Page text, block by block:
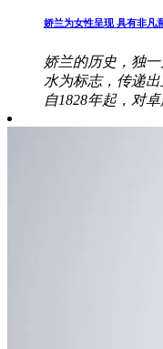
娇兰为女性呈现 具有非凡
娇兰的历史，独
水为标志，传递
自1828年起，对